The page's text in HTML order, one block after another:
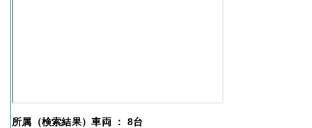
所属（検索結果）車両 ： 8台